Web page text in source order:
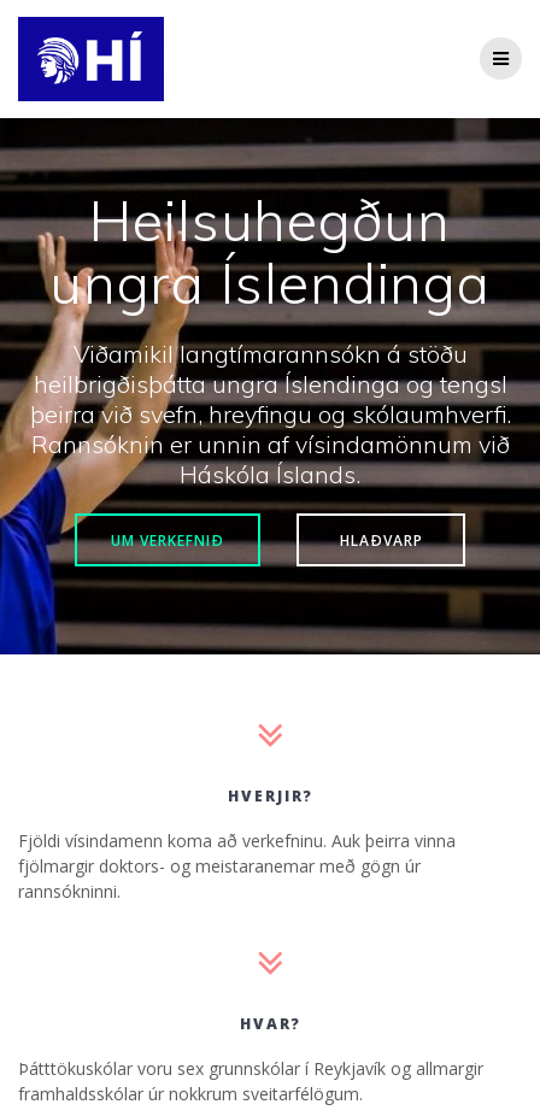
Heilsuhegðun
ungra Íslendinga
Viðamikil langtímarannsókn á stöðu
heilbrigðisþátta ungra Íslendinga og tengsl
þeirra við svefn, hreyfingu og skólaumhverfi.
Rannsóknin er unnin af vísindamönnum við
Háskóla Íslands.
UM VERKEFNIÐ HLAÐVARP
HVERJIR?
Fjöldi vísindamenn koma að verkefninu. Auk þeirra vinna
fjölmargir doktors- og meistaranemar með gögn úr
rannsókninni.
HVAR?
Þátttökuskólar voru sex grunnskólar í Reykjavík og allmargir
framhaldsskólar úr nokkrum sveitarfélögum.